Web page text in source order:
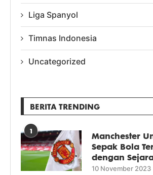
Liga Spanyol
Timnas Indonesia
Uncategorized
BERITA TRENDING
1
Manchester
Sepak Bola
dengan
10 November 2023